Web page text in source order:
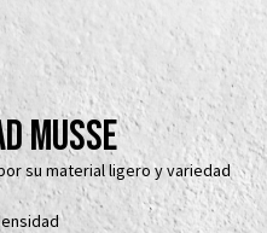
MUSSE
su material ligero y variedad